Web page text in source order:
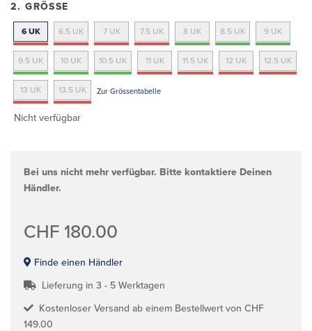
2. GRÖSSE
6 UK 6.5 UK 7 UK 7.5 UK 8 UK 8.5 UK 9 UK
9.5 UK 10 UK 10.5 UK 11 UK 11.5 UK 12 UK 12.5 UK
13 UK 13.5 UK Zur Grössentabelle
Nicht verfügbar
Bei uns nicht mehr verfügbar. Bitte kontaktiere Deinen
Händler.
CHF 180.00
Finde einen Händler
Lieferung in 3 - 5 Werktagen
Kostenloser Versand ab einem Bestellwert von CHF
149.00